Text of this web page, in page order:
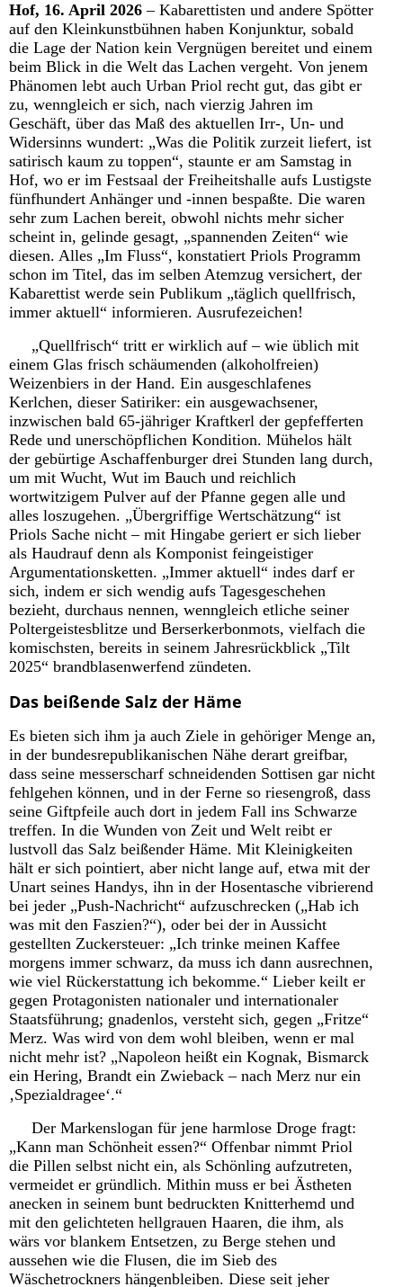
Hof, 16. April 2026 – Kabarettisten und andere Spötter
auf den Kleinkunstbühnen haben Konjunktur, sobald
die Lage der Nation kein Vergnügen bereitet und einem
beim Blick in die Welt das Lachen vergeht. Von jenem
Phänomen lebt auch Urban Priol recht gut, das gibt er
zu, wenngleich er sich, nach vierzig Jahren im
Geschäft, über das Maß des aktuellen Irr-, Un- und
Widersinns wundert: „Was die Politik zurzeit liefert, ist
satirisch kaum zu toppen“, staunte er am Samstag in
Hof, wo er im Festsaal der Freiheitshalle aufs Lustigste
fünfhundert Anhänger und -innen bespaßte. Die waren
sehr zum Lachen bereit, obwohl nichts mehr sicher
scheint in, gelinde gesagt, „spannenden Zeiten“ wie
diesen. Alles „Im Fluss“, konstatiert Priols Programm
schon im Titel, das im selben Atemzug versichert, der
Kabarettist werde sein Publikum „täglich quellfrisch,
immer aktuell“ informieren. Ausrufezeichen!
„Quellfrisch“ tritt er wirklich auf – wie üblich mit
einem Glas frisch schäumenden (alkoholfreien)
Weizenbiers in der Hand. Ein ausgeschlafenes
Kerlchen, dieser Satiriker: ein ausgewachsener,
inzwischen bald 65-jähriger Kraftkerl der gepfefferten
Rede und unerschöpflichen Kondition. Mühelos hält
der gebürtige Aschaffenburger drei Stunden lang durch,
um mit Wucht, Wut im Bauch und reichlich
wortwitzigem Pulver auf der Pfanne gegen alle und
alles loszugehen. „Übergriffige Wertschätzung“ ist
Priols Sache nicht – mit Hingabe geriert er sich lieber
als Haudrauf denn als Komponist feingeistiger
Argumentationsketten. „Immer aktuell“ indes darf er
sich, indem er sich wendig aufs Tagesgeschehen
bezieht, durchaus nennen, wenngleich etliche seiner
Poltergeistesblitze und Berserkerbonmots, vielfach die
komischsten, bereits in seinem Jahresrückblick „Tilt
2025“ brandblasenwerfend zündeten.
Das beißende Salz der Häme
Es bieten sich ihm ja auch Ziele in gehöriger Menge an,
in der bundesrepublikanischen Nähe derart greifbar,
dass seine messerscharf schneidenden Sottisen gar nicht
fehlgehen können, und in der Ferne so riesengroß, dass
seine Giftpfeile auch dort in jedem Fall ins Schwarze
treffen. In die Wunden von Zeit und Welt reibt er
lustvoll das Salz beißender Häme. Mit Kleinigkeiten
hält er sich pointiert, aber nicht lange auf, etwa mit der
Unart seines Handys, ihn in der Hosentasche vibrierend
bei jeder „Push-Nachricht“ aufzuschrecken („Hab ich
was mit den Faszien?“), oder bei der in Aussicht
gestellten Zuckersteuer: „Ich trinke meinen Kaffee
morgens immer schwarz, da muss ich dann ausrechnen,
wie viel Rückerstattung ich bekomme.“ Lieber keilt er
gegen Protagonisten nationaler und internationaler
Staatsführung; gnadenlos, versteht sich, gegen „Fritze“
Merz. Was wird von dem wohl bleiben, wenn er mal
nicht mehr ist? „Napoleon heißt ein Kognak, Bismarck
ein Hering, Brandt ein Zwieback – nach Merz nur ein
‚Spezialdragee‘.“
Der Markenslogan für jene harmlose Droge fragt:
„Kann man Schönheit essen?“ Offenbar nimmt Priol
die Pillen selbst nicht ein, als Schönling aufzutreten,
vermeidet er gründlich. Mithin muss er bei Ästheten
anecken in seinem bunt bedruckten Knitterhemd und
mit den gelichteten hellgrauen Haaren, die ihm, als
wärs vor blankem Entsetzen, zu Berge stehen und
aussehen wie die Flusen, die im Sieb des
Wäschetrockners hängenbleiben. Diese seit jeher